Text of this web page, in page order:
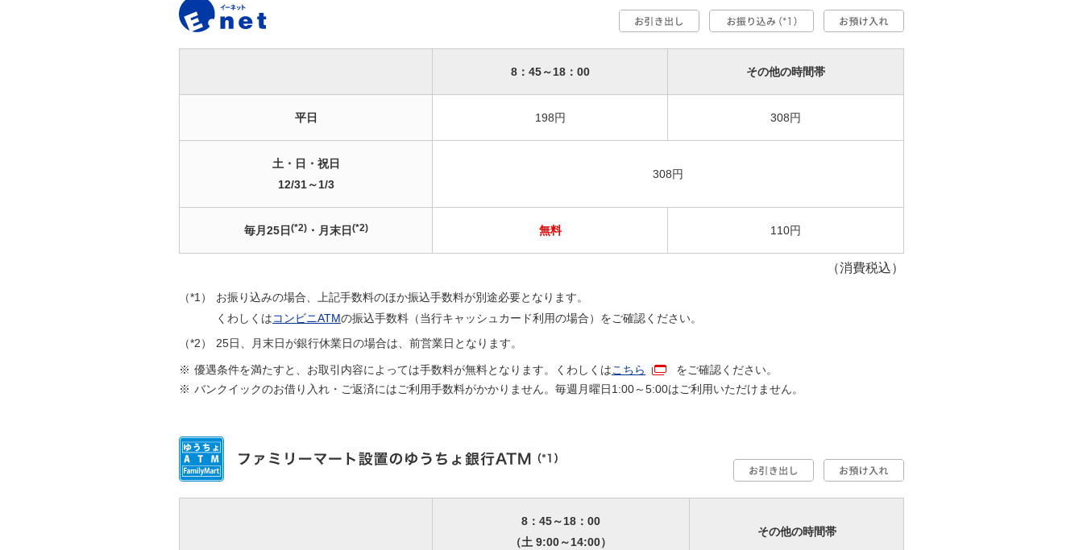
8：45～18：00 その他の時間帯
平日 198円 308円
土・日・祝日
12/31～1/3
308円
毎月25日 (*2)・月末日 (*2) 無料 110円
（消費税込）
（*1）
お振り込みの場合、上記手数料のほか振込手数料が別途必要となります。
くわしくはコンビニATMの振込手数料（当行キャッシュカード利用の場合）をご確認ください。
（*2）
25日、月末日が銀行休業日の場合は、前営業日となります。
※ 優遇条件を満たすと、お取引内容によっては手数料が無料となります。くわしくはこちら
をご確認ください。
※ バンクイックのお借り入れ・ご返済にはご利用手数料がかかりません。毎週月曜日1:00～5:00はご利用いただけません。
8：45～18：00
（土 9:00～14:00）
その他の時間帯